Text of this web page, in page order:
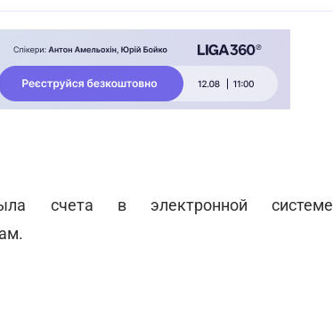
счета в электронной системе